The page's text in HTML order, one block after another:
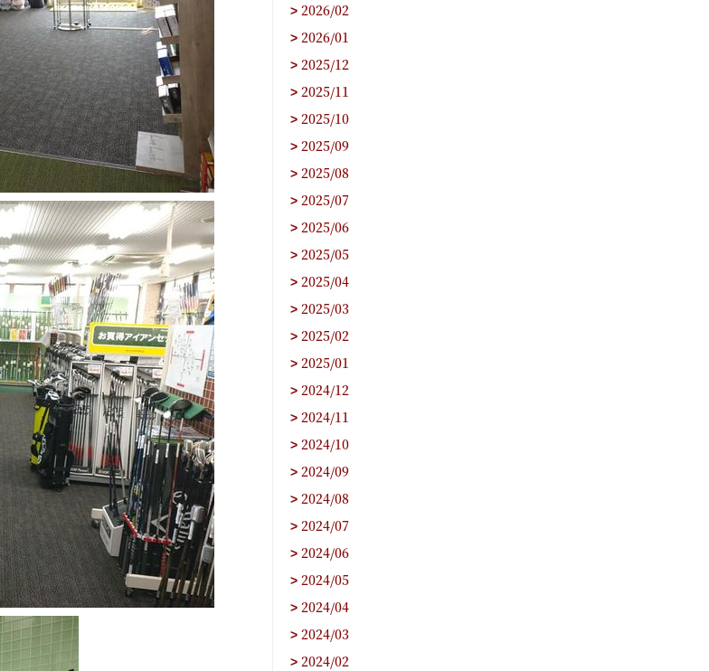
> 2026/02
> 2026/01
> 2025/12
> 2025/11
> 2025/10
> 2025/09
> 2025/08
> 2025/07
> 2025/06
> 2025/05
> 2025/04
> 2025/03
> 2025/02
> 2025/01
> 2024/12
> 2024/11
> 2024/10
> 2024/09
> 2024/08
> 2024/07
> 2024/06
> 2024/05
> 2024/04
> 2024/03
> 2024/02